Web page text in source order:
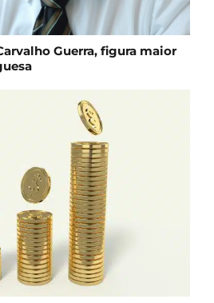
Guerra, figura maior